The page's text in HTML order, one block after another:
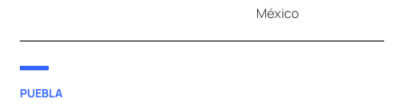
México
POSTED
PUEBLA